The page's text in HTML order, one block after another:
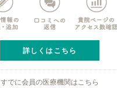
詳しくはこちら
すでに会員の医療機関はこちら